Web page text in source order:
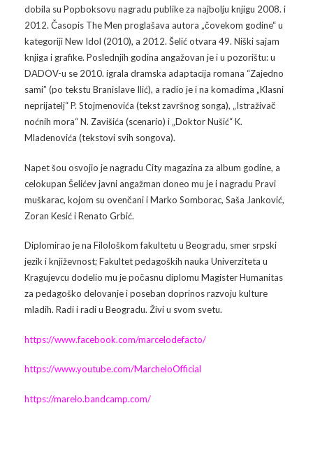
dobila su Popboksovu nagradu publike za najbolju knjigu 2008. i
2012. Časopis The Men proglašava autora „čovekom godine“ u
kategoriji New Idol (2010), a 2012. Šelić otvara 49. Niški sajam
knjiga i grafike. Poslednjih godina angažovan je i u pozorištu: u
DADOV-u se 2010. igrala dramska adaptacija romana “Zajedno
sami” (po tekstu Branislave Ilić), a radio je i na komadima „Klasni
neprijatelj“ P. Stojmenovića (tekst završnog songa), „Istraživač
noćnih mora“ N. Zavišića (scenario) i „Doktor Nušić“ K.
Mladenovića (tekstovi svih songova).
Napet šou osvojio je nagradu City magazina za album godine, a
celokupan Šelićev javni angažman doneo mu je i nagradu Pravi
muškarac, kojom su ovenčani i Marko Somborac, Saša Janković,
Zoran Kesić i Renato Grbić.
Diplomirao je na Filološkom fakultetu u Beogradu, smer srpski
jezik i književnost; Fakultet pedagoških nauka Univerziteta u
Kragujevcu dodelio mu je počasnu diplomu Magister Humanitas
za pedagoško delovanje i poseban doprinos razvoju kulture
mladih. Radi i radi u Beogradu. Živi u svom svetu.
https://www.facebook.com/marcelodefacto/
https://www.youtube.com/MarcheloOfficial
https://marelo.bandcamp.com/